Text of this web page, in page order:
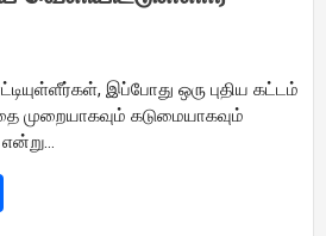
இப்போது ஒரு புதிய கட்டம்
முறையாகவும் கடுமையாகவும்